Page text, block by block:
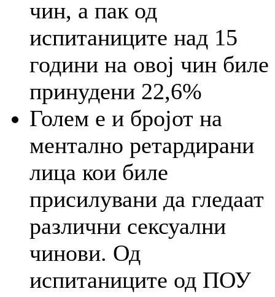
чин, а пак од
испитаниците над 15
години на овој чин биле
принудени 22,6%
Голем е и бројот на
ментално ретардирани
лица кои биле
присилувани да гледаат
различни сексуални
чинови. Од
испитаниците од ПОУ